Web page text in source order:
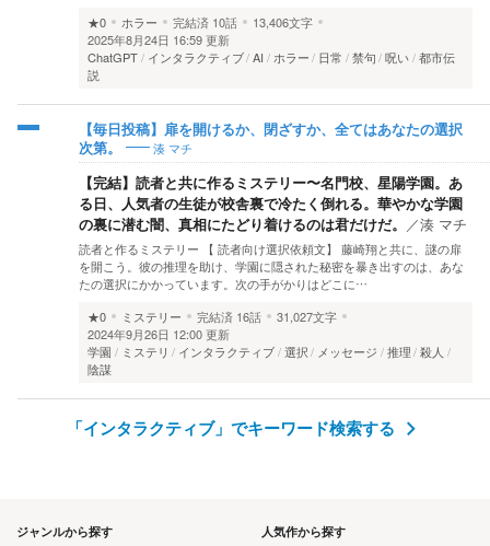
★0
ホラー 完結済 10話
13,406文字
2025年8月24日 16:59 更新
ChatGPT
インタラクティブ AI ホラー 日常 禁句 呪い 都市伝
説
【毎日投稿】扉を開けるか、閉ざすか、全てはあなたの選択
次第。
湊 マチ
【完結】読者と共に作るミステリー〜名門校、星陽学園。あ
る日、人気者の生徒が校舎裏で冷たく倒れる。華やかな学園
の裏に潜む闇、真相にたどり着けるのは君だけだ。 ／湊 マチ
読者と作るミステリー 【 読者向け選択依頼文】 藤崎翔と共に、謎の扉
を開こう。彼の推理を助け、学園に隠された秘密を暴き出すのは、あな
たの選択にかかっています。次の手がかりはどこに…
★0
ミステリー 完結済 16話
31,027文字
2024年9月26日 12:00 更新
学園
ミステリ インタラクティブ 選択 メッセージ 推理 殺人
陰謀
「インタラクティブ」でキーワード検索する
人気作から探す
ジャンルから探す